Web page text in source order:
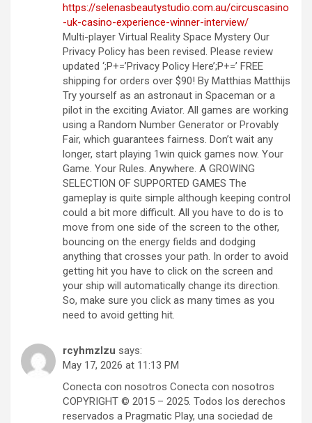
https://selenasbeautystudio.com.au/circuscasino
-uk-casino-experience-winner-interview/
Multi-player Virtual Reality Space Mystery Our
Privacy Policy has been revised. Please review
updated ‘;P+=’Privacy Policy Here’;P+=’ FREE
shipping for orders over $90! By Matthias Matthijs
Try yourself as an astronaut in Spaceman or a
pilot in the exciting Aviator. All games are working
using a Random Number Generator or Provably
Fair, which guarantees fairness. Don’t wait any
longer, start playing 1win quick games now. Your
Game. Your Rules. Anywhere. A GROWING
SELECTION OF SUPPORTED GAMES The
gameplay is quite simple although keeping control
could a bit more difficult. All you have to do is to
move from one side of the screen to the other,
bouncing on the energy fields and dodging
anything that crosses your path. In order to avoid
getting hit you have to click on the screen and
your ship will automatically change its direction.
So, make sure you click as many times as you
need to avoid getting hit.
rcyhmzlzu says:
May 17, 2026 at 11:13 PM
Conecta con nosotros Conecta con nosotros
COPYRIGHT © 2015 – 2025. Todos los derechos
reservados a Pragmatic Play, una sociedad de